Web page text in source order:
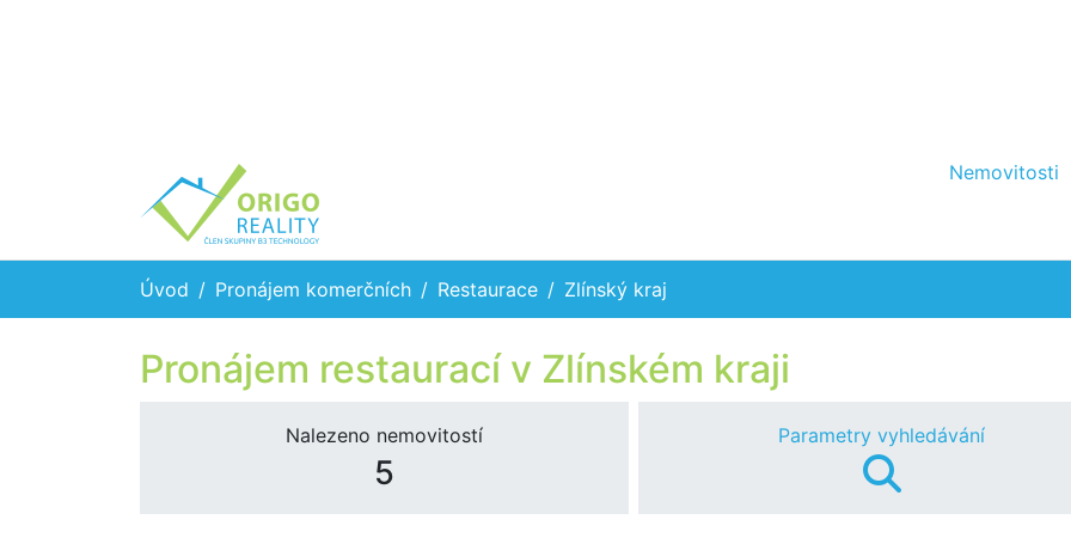
Nemovitosti
Úvod Pronájem komerčních Restaurace Zlínský kraj
Pronájem restaurací v Zlínském kraji
Nalezeno nemovitostí
5
Parametry vyhledávání